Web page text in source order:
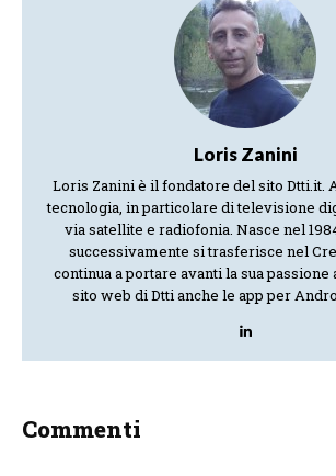
Loris Zanini
Loris Zanini è il fondatore del sito Dtti.it.
tecnologia, in particolare di televisione
via satellite e radiofonia. Nasce nel
successivamente si trasferisce nel
continua a portare avanti la sua passione
sito web di Dtti anche le app per
Commenti